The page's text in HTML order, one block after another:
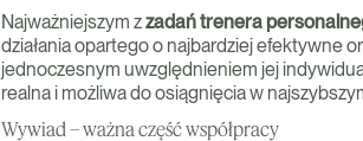
Najważniejszym zzadań trenera
działania opartego o najbardziej efektywne
jednoczesnym uwzględnieniem jej
realna i możliwa do osiągnięcia w
Wywiad – ważna część współpracy